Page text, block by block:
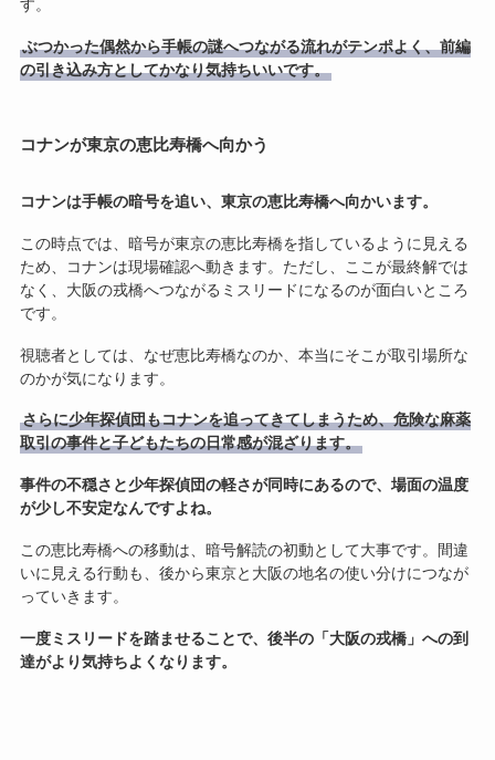
す。
ぶつかった偶然から手帳の謎へつながる流れがテンポよく、前編
の引き込み方としてかなり気持ちいいです。
コナンが東京の恵比寿橋へ向かう
コナンは手帳の暗号を追い、東京の恵比寿橋へ向かいます。
この時点では、暗号が東京の恵比寿橋を指しているように見える
ため、コナンは現場確認へ動きます。ただし、ここが最終解では
なく、大阪の戎橋へつながるミスリードになるのが面白いところ
です。
視聴者としては、なぜ恵比寿橋なのか、本当にそこが取引場所な
のかが気になります。
さらに少年探偵団もコナンを追ってきてしまうため、危険な麻薬
取引の事件と子どもたちの日常感が混ざります。
事件の不穏さと少年探偵団の軽さが同時にあるので、場面の温度
が少し不安定なんですよね。
この恵比寿橋への移動は、暗号解読の初動として大事です。間違
いに見える行動も、後から東京と大阪の地名の使い分けにつなが
っていきます。
一度ミスリードを踏ませることで、後半の「大阪の戎橋」への到
達がより気持ちよくなります。